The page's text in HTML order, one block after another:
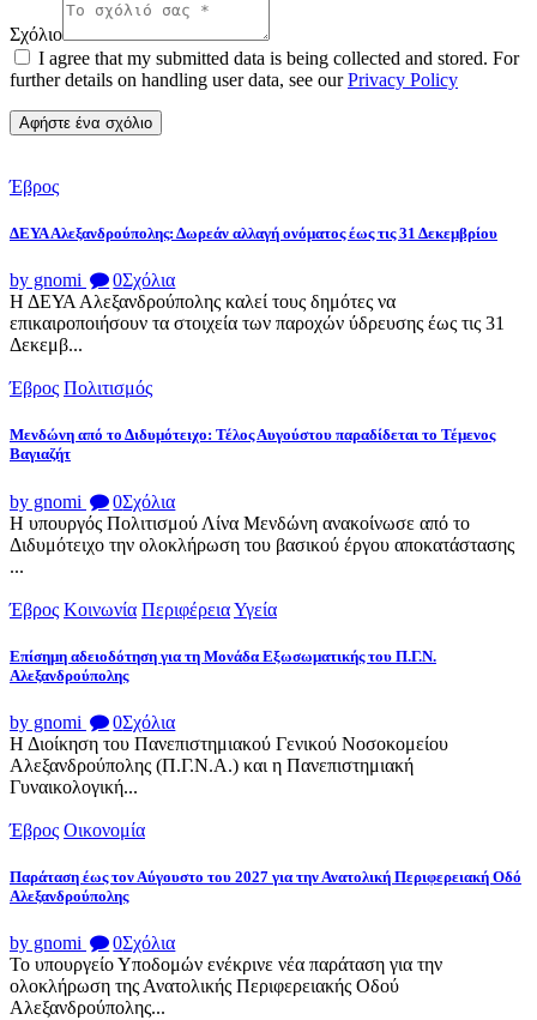
Σχόλιο
I agree that my submitted data is being collected and stored. For
further details on handling user data, see ourPrivacy Policy
Έβρος
ΔΕΥΑ Αλεξανδρούπολης: Δωρεάν αλλαγή ονόματος έως τις 31 Δεκεμβρίου
by gnomi 0Σχόλια
Η ΔΕΥΑ Αλεξανδρούπολης καλεί τους δημότες να
επικαιροποιήσουν τα στοιχεία των παροχών ύδρευσης έως τις 31
Δεκεμβ...
Έβρος Πολιτισμός
Μενδώνη από το Διδυμότειχο: Τέλος Αυγούστου παραδίδεται το Τέμενος
Βαγιαζήτ
by gnomi 0Σχόλια
Η υπουργός Πολιτισμού Λίνα Μενδώνη ανακοίνωσε από το
Διδυμότειχο την ολοκλήρωση του βασικού έργου αποκατάστασης
...
Έβρος Κοινωνία ΠεριφέρειαΥγεία
Επίσημη αδειοδότηση για τη Μονάδα Εξωσωματικής του Π.Γ.Ν.
Αλεξανδρούπολης
by gnomi 0Σχόλια
Η Διοίκηση του Πανεπιστημιακού Γενικού Νοσοκομείου
Αλεξανδρούπολης (Π.Γ.Ν.Α.) και η Πανεπιστημιακή
Γυναικολογική...
Έβρος Οικονομία
Παράταση έως τον Αύγουστο του 2027 για την Ανατολική Περιφερειακή Οδό
Αλεξανδρούπολης
by gnomi 0Σχόλια
Το υπουργείο Υποδομών ενέκρινε νέα παράταση για την
ολοκλήρωση της Ανατολικής Περιφερειακής Οδού
Αλεξανδρούπολης...